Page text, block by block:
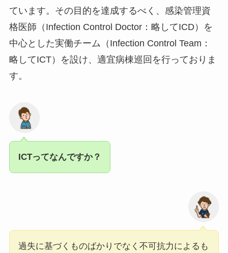
ています。その目的を達成するべく、感染管理資
格医師（Infection Control Doctor：略してICD）を
中心とした実働チーム（Infection Control Team：
略してICT）を設け、適宜病棟巡回を行っておりま
す。
ICTってなんですか？
過失に基づくものばかりでなく不可抗力によるも